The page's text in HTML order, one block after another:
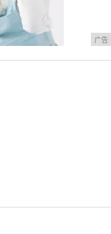
广告